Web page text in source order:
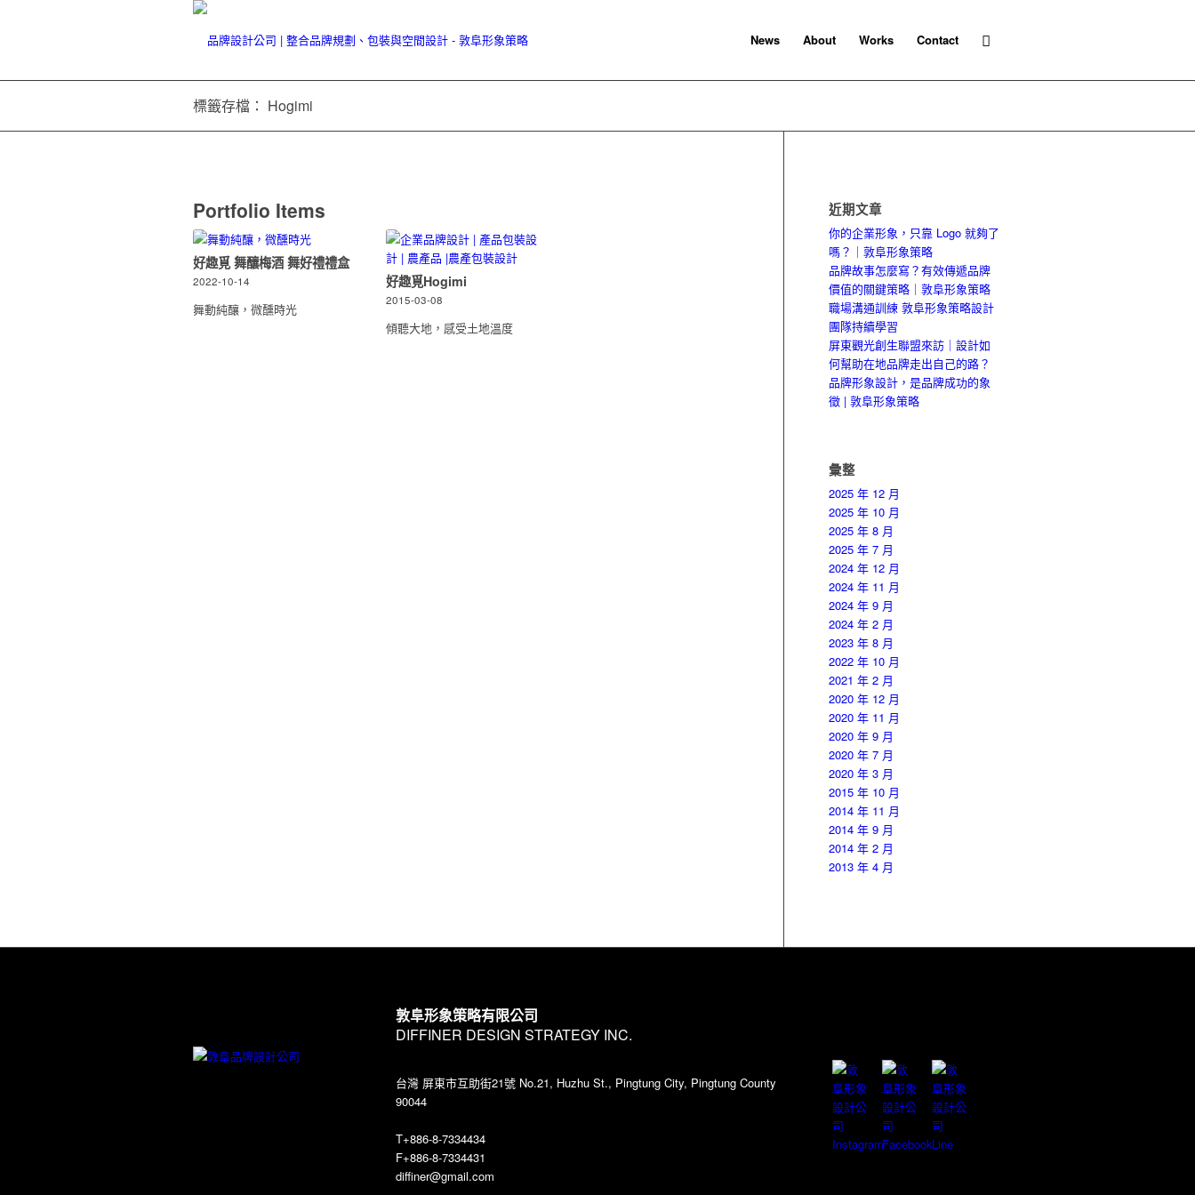
News About Works Contact
標籤存檔： Hogimi
Portfolio Items
好趣覓 舞釀梅酒 舞好禮禮盒
2022-10-14
舞動純釀，微醺時光
好趣覓Hogimi
2015-03-08
傾聽大地，感受土地溫度
近期文章
你的企業形象，只靠 Logo 就夠了
嗎？｜敦阜形象策略
品牌故事怎麼寫？有效傳遞品牌
價值的關鍵策略｜敦阜形象策略
職場溝通訓練 敦阜形象策略設計
團隊持續學習
屏東觀光創生聯盟來訪｜設計如
何幫助在地品牌走出自己的路？
品牌形象設計，是品牌成功的象
徵 | 敦阜形象策略
彙整
2025 年 12 月
2025 年 10 月
2025 年 8 月
2025 年 7 月
2024 年 12 月
2024 年 11 月
2024 年 9 月
2024 年 2 月
2023 年 8 月
2022 年 10 月
2021 年 2 月
2020 年 12 月
2020 年 11 月
2020 年 9 月
2020 年 7 月
2020 年 3 月
2015 年 10 月
2014 年 11 月
2014 年 9 月
2014 年 2 月
2013 年 4 月
敦阜形象策略有限公司
DIFFINER DESIGN STRATEGY INC.
台灣 屏東市互助街21號 No.21, Huzhu St., Pingtung City, Pingtung County
90044
T+886-8-7334434
F+886-8-7334431
diffiner@gmail.com